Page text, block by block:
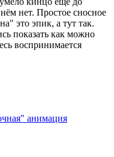
нет. Простое сносное
это эпик, а тут так.
показать как можно
воспринимается
анимация